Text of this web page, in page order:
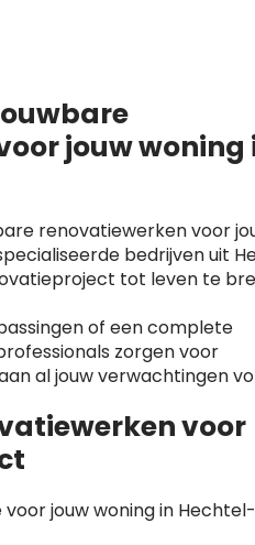
jouw woning
renovatiewerken voor
bedrijven uit
tot leven te
of een complete
zorgen voor
al jouw verwachtingen
voor
jouw woning in